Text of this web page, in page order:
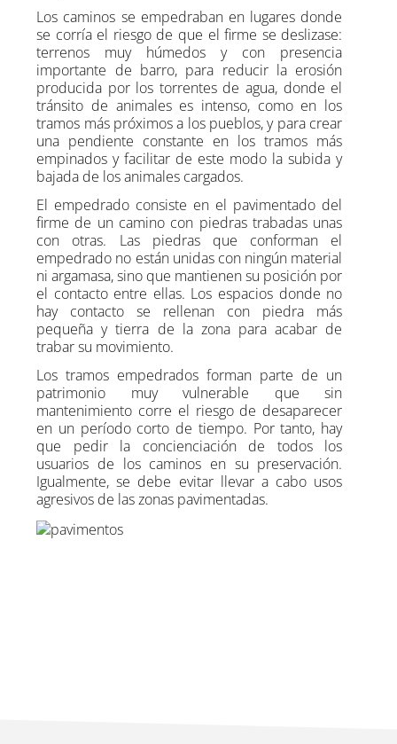
Los caminos se empedraban en lugares donde
se corría el riesgo de que el firme se deslizase:
terrenos muy húmedos y con presencia
importante de barro, para reducir la erosión
producida por los torrentes de agua, donde el
tránsito de animales es intenso, como en los
tramos más próximos a los pueblos, y para crear
una pendiente constante en los tramos más
empinados y facilitar de este modo la subida y
bajada de los animales cargados.
El empedrado consiste en el pavimentado del
firme de un camino con piedras trabadas unas
con otras. Las piedras que conforman el
empedrado no están unidas con ningún material
ni argamasa, sino que mantienen su posición por
el contacto entre ellas. Los espacios donde no
hay contacto se rellenan con piedra más
pequeña y tierra de la zona para acabar de
trabar su movimiento.
Los tramos empedrados forman parte de un
patrimonio muy vulnerable que sin
mantenimiento corre el riesgo de desaparecer
en un período corto de tiempo. Por tanto, hay
que pedir la concienciación de todos los
usuarios de los caminos en su preservación.
Igualmente, se debe evitar llevar a cabo usos
agresivos de las zonas pavimentadas.